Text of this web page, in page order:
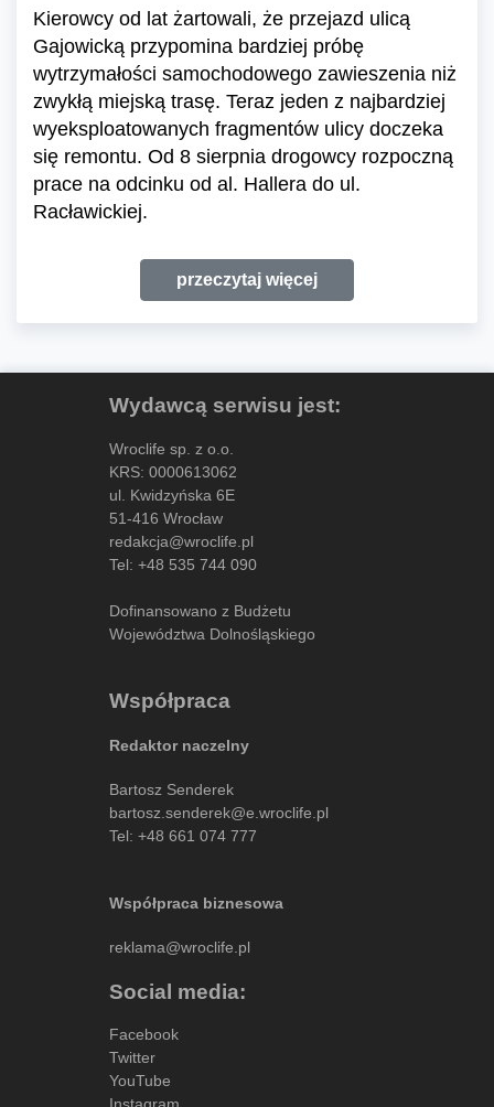
Kierowcy od lat żartowali, że przejazd ulicą
Gajowicką przypomina bardziej próbę
wytrzymałości samochodowego zawieszenia niż
zwykłą miejską trasę. Teraz jeden z najbardziej
wyeksploatowanych fragmentów ulicy doczeka
się remontu. Od 8 sierpnia drogowcy rozpoczną
prace na odcinku od al. Hallera do ul.
Racławickiej.
przeczytaj więcej
Wydawcą serwisu jest:
Wroclife sp. z o.o.
KRS: 0000613062
ul. Kwidzyńska 6E
51-416 Wrocław
redakcja@wroclife.pl
Tel: +48 535 744 090
Dofinansowano z Budżetu
Województwa Dolnośląskiego
Współpraca
Redaktor naczelny
Bartosz Senderek
bartosz.senderek@e.wroclife.pl
Tel: +48 661 074 777
Współpraca biznesowa
reklama@wroclife.pl
Social media:
Facebook
Twitter
YouTube